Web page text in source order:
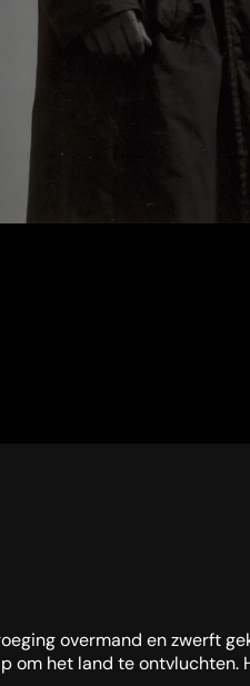
overmand en zwerft
het land te